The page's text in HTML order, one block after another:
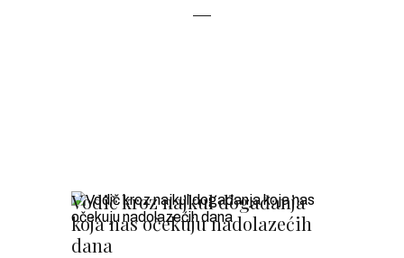
Vodič kroz najkul događanja
koja nas očekuju nadolazećih
dana